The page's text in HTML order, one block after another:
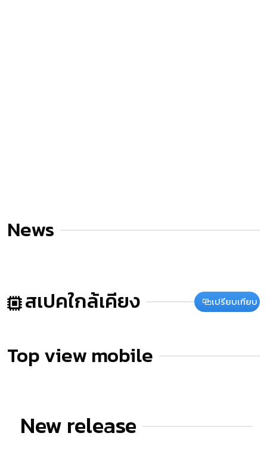
News
สเปคใกล้เคียง เปรียบเทียบ
Top view mobile
New release